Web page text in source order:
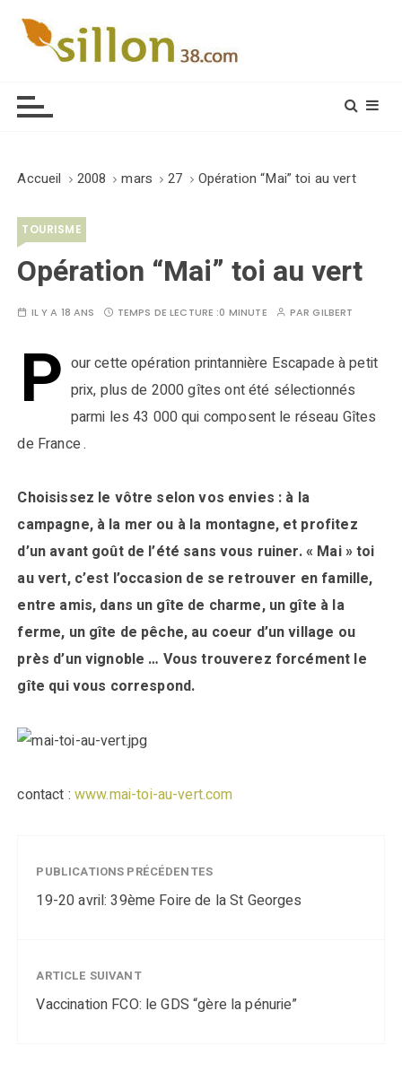
Accueil 2008 mars 27 Opération “Mai” toi au vert
TOURISME
Opération “Mai” toi au vert
IL Y A 18 ANS TEMPS DE LECTURE :0 MINUTE PARGILBERT
P our cette opération printannière Escapade à petit
prix, plus de 2000 gîtes ont été sélectionnés
parmi les 43 000 qui composent le réseau Gîtes
de France.
Choisissez le vôtre selon vos envies : à la
campagne, à la mer ou à la montagne, et profitez
d’un avant goût de l’été sans vous ruiner. « Mai » toi
au vert, c’est l’occasion de se retrouver en famille,
entre amis, dans un gîte de charme, un gîte à la
ferme, un gîte de pêche, au coeur d’un village ou
près d’un vignoble … Vous trouverez forcément le
gîte qui vous correspond.
contact : www.mai-toi-au-vert.com
PUBLICATIONS PRÉCÉDENTES
19-20 avril: 39ème Foire de la St Georges
ARTICLE SUIVANT
Vaccination FCO: le GDS “gère la pénurie”